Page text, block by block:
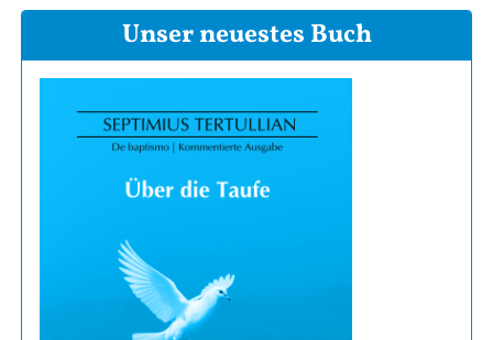
Unser neuestes Buch